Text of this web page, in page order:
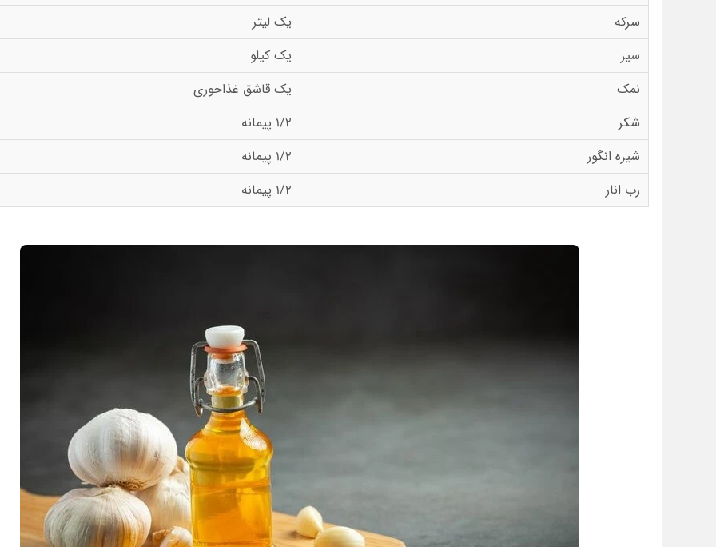
سرکه
یک لیتر
سیر
یک کیلو
نمک
یک قاشق غذاخوری
شکر
1/2 پیمانه
شیره انگور
1/2 پیمانه
رب انار
1/2 پیمانه